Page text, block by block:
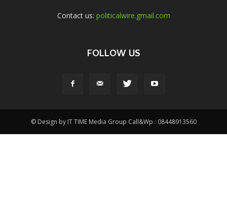
Contact us: politicalwire.gmail.com
FOLLOW US
© Design by IT TIME Media Group Call&Wp : 08448913560